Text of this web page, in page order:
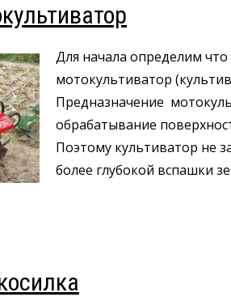
Для начала определим что
мотокультиватор
Предназначение
обрабатывание
Поэтому культиватор не
более глубокой вспашки